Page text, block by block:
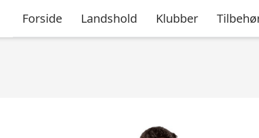
Forside Landshold Klubber